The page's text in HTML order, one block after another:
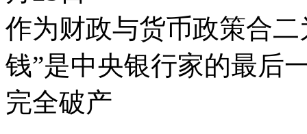
作为财政与货币政策合
钱”是中央银行家的最后
完全破产